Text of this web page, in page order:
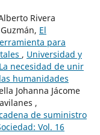
Rivera
El
para
, Universidad y
necesidad de unir
humanidades
Johanna Jácome
,
de suministro
Vol. 16